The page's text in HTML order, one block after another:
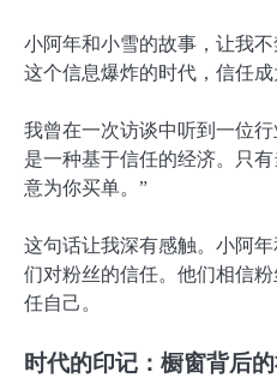
小阿年和小雪的故事，让我
这个信息爆炸的时代，信任成
我曾在一次访谈中听到一位
是一种基于信任的经济。只
意为你买单。”
这句话让我深有感触。小阿
们对粉丝的信任。他们相信
任自己。
时代的印记：橱窗背后